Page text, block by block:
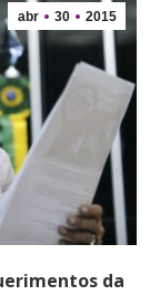
abr 30 2015
da